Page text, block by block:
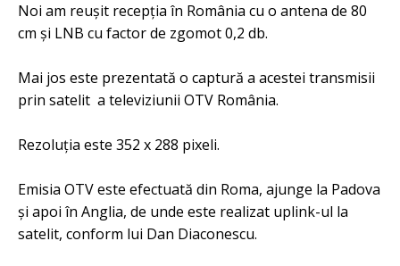
Noi am reușit recepția în România cu o antena de 80
cm și LNB cu factor de zgomot 0,2 db.
Mai jos este prezentată o captură a acestei transmisii
prin satelit a televiziunii OTV România.
Rezoluția este 352 x 288 pixeli.
Emisia OTV este efectuată din Roma, ajunge la Padova
și apoi în Anglia, de unde este realizat uplink-ul la
satelit, conform lui Dan Diaconescu.